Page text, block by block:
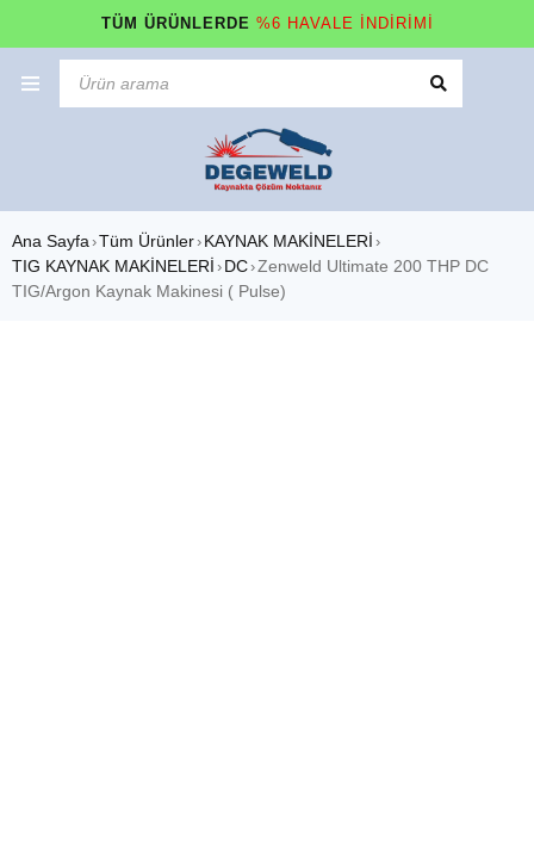
TÜM ÜRÜNLERDE %6 HAVALE İNDİRİMİ
Ana Sayfa›Tüm Ürünler› KAYNAK MAKİNELERİ ›
TIG KAYNAK MAKİNELERİ › DC›Zenweld Ultimate 200 THP DC
TIG/Argon Kaynak Makinesi ( Pulse)